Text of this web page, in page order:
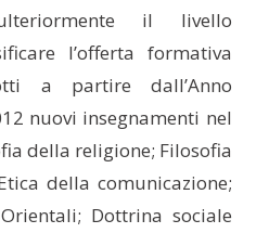
il livello
l’offerta formativa
a partire dall’Anno
nuovi insegnamenti nel
della religione; Filosofia
della comunicazione;
Dottrina sociale